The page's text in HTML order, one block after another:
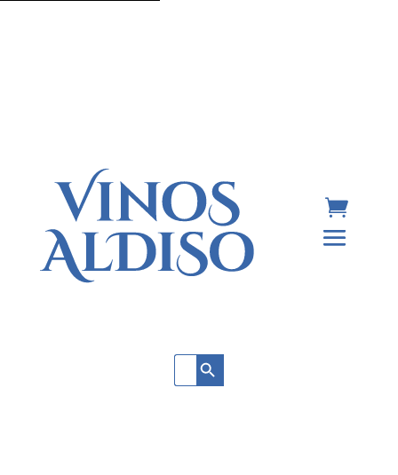
Buscar:
Botón de búsqueda